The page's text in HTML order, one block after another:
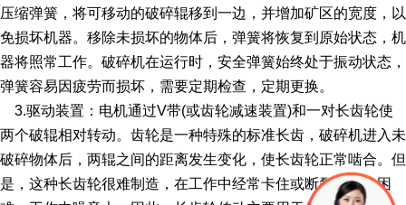
压缩弹簧，将可移动的破碎辊移到一边，并增加矿区的宽度，以
免损坏机器。移除未损坏的物体后，弹簧将恢复到原始状态，机
器将照常工作。破碎机在运行时，安全弹簧始终处于振动状态，
弹簧容易因疲劳而损坏，需要定期检查，定期更换。
3.驱动装置：电机通过V带(或齿轮减速装置)和一对长齿轮使
两个破辊相对转动。齿轮是一种特殊的标准长齿，破碎机进入未
破碎物体后，两辊之间的距离发生变化，使长齿轮正常啮合。但
是，这种长齿轮很难制造，在工作中经常卡住或断裂，维修困